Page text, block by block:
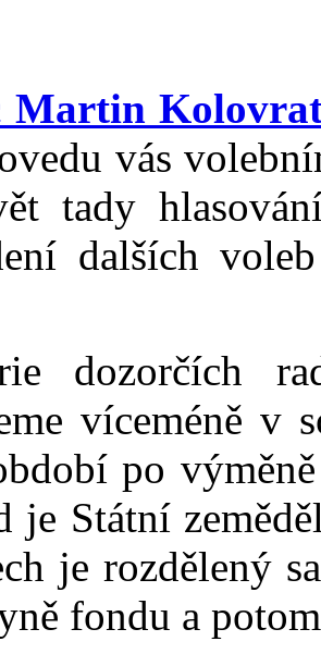
Martin
vás
tady
dalších
dozorčích
víceméně v
po
je Státní
je rozdělený
fondu a